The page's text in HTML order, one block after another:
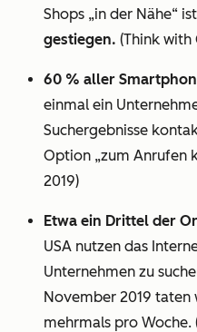
Shops „in der Nähe“ ist
gestiegen. (Think with
60 % aller
einmal ein
Suchergebnisse
Option „zum Anrufen
2019)
Etwa ein Drittel der
USA nutzen das
Unternehmen zu
November 2019 taten
mehrmals pro Woche.